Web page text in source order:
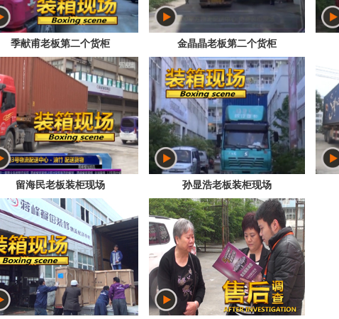
季献甫老板第二个货柜 金晶晶老板第二个货柜
留海民老板装柜现场 孙显浩老板装柜现场